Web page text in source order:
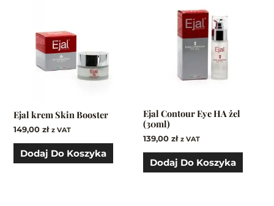
Ejal krem Skin Booster
149,00zł z VAT
Dodaj Do Koszyka
Ejal Contour Eye HA żel
(30ml)
139,00 zł z VAT
Dodaj Do Koszyka